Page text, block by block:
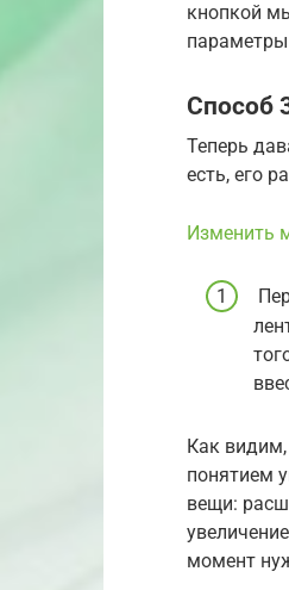
кнопкой
Способ
Теперь
есть, его
Изменить
Как
понятием
вещи:
момент